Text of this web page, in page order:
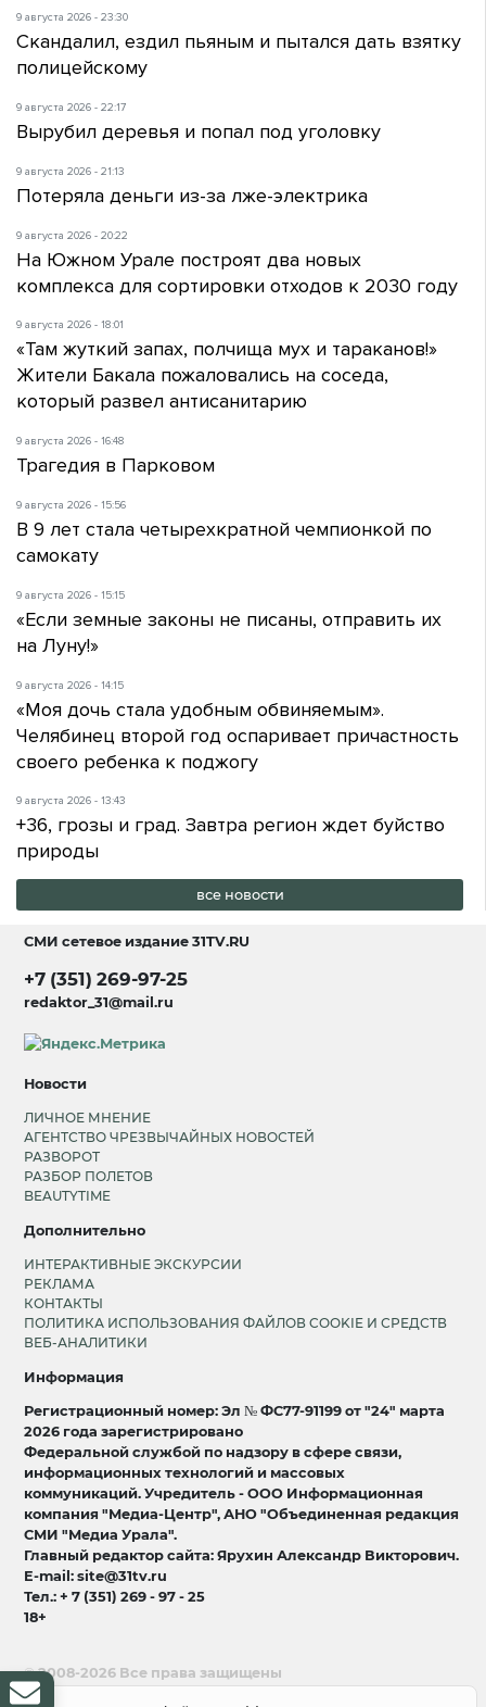
9 августа 2026 - 23:30
Скандалил, ездил пьяным и пытался дать взятку
полицейскому
9 августа 2026 - 22:17
Вырубил деревья и попал под уголовку
9 августа 2026 - 21:13
Потеряла деньги из-за лже-электрика
9 августа 2026 - 20:22
На Южном Урале построят два новых
комплекса для сортировки отходов к 2030 году
9 августа 2026 - 18:01
«Там жуткий запах, полчища мух и тараканов!»
Жители Бакала пожаловались на соседа,
который развел антисанитарию
9 августа 2026 - 16:48
Трагедия в Парковом
9 августа 2026 - 15:56
В 9 лет стала четырехкратной чемпионкой по
самокату
9 августа 2026 - 15:15
«Если земные законы не писаны, отправить их
на Луну!»
9 августа 2026 - 14:15
«Моя дочь стала удобным обвиняемым».
Челябинец второй год оспаривает причастность
своего ребенка к поджогу
9 августа 2026 - 13:43
+36, грозы и град. Завтра регион ждет буйство
природы
все новости
СМИ сетевое издание31TV.RU
+7 (351) 269-97-25
redaktor_31@mail.ru
Новости
ЛИЧНОЕ МНЕНИЕ
АГЕНТСТВО ЧРЕЗВЫЧАЙНЫХ НОВОСТЕЙ
РАЗВОРОТ
РАЗБОР ПОЛЕТОВ
BEAUTYTIME
Дополнительно
ИНТЕРАКТИВНЫЕ ЭКСКУРСИИ
РЕКЛАМА
КОНТАКТЫ
ПОЛИТИКА ИСПОЛЬЗОВАНИЯ ФАЙЛОВ COOKIE И СРЕДСТВ
ВЕБ-АНАЛИТИКИ
Информация
Регистрационный номер: Эл № ФС77-91199 от "24" марта
2026 года зарегистрировано
Федеральной службой по надзору в сфере связи,
информационных технологий и массовых
коммуникаций. Учредитель - ООО Информационная
компания "Медиа-Центр", АНО "Объединенная редакция
СМИ "Медиа Урала".
Главный редактор сайта: Ярухин Александр Викторович.
E-mail: site@31tv.ru
Тел.: + 7 (351) 269 - 97 - 25
18+
© 2008-2026 Все права защищены
разработка и продвижение: